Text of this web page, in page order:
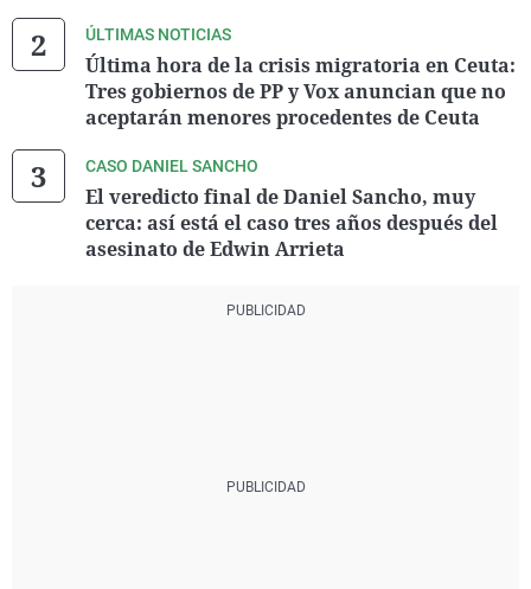
ÚLTIMAS NOTICIAS
Última hora de la crisis migratoria en Ceuta:
Tres gobiernos de PP y Vox anuncian que no
aceptarán menores procedentes de Ceuta
CASO DANIEL SANCHO
El veredicto final de Daniel Sancho, muy
cerca: así está el caso tres años después del
asesinato de Edwin Arrieta